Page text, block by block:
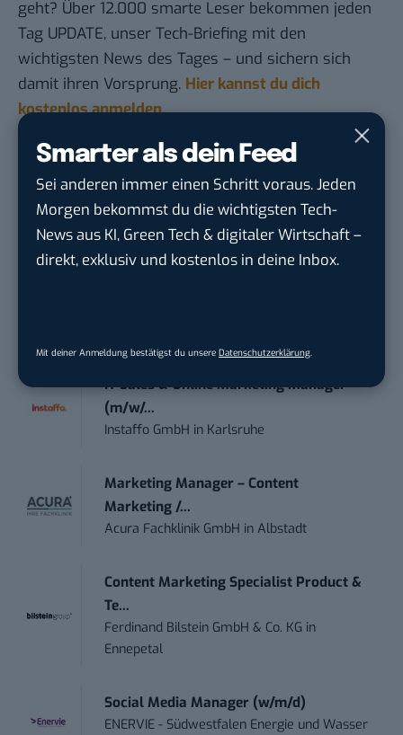
Smarter als dein Feed
Sei anderen immer einen Schritt voraus. Jeden
Morgen bekommst du die wichtigsten Tech-
News aus KI, Green Tech & digitaler Wirtschaft –
direkt, exklusiv und kostenlos in deine Inbox.
Mit deiner Anmeldung bestätigst du unsere Datenschutzerklärung
geht? Über 12.000 smarte Leser bekommen jeden
Tag UPDATE, unser Tech-Briefing mit den
wichtigsten News des Tages – und sichern sich
damit ihren Vorsprung. Hier kannst du dich
kostenlos anmelden.
STELLENANZEIGEN
Social Media Content Creator (m/w/d)
moveUP Media GmbHinDüsseldorf
IT Sales & Online Marketing Manager
(m/w/...
Instaffo GmbH in Karlsruhe
Marketing Manager – Content
Marketing /...
Acura Fachklinik GmbH inAlbstadt
Content Marketing Specialist Product &
Te...
Ferdinand Bilstein GmbH & Co. KG in
Ennepetal
Social Media Manager (w/m/d)
ENERVIE - Südwestfalen Energie und Wasser